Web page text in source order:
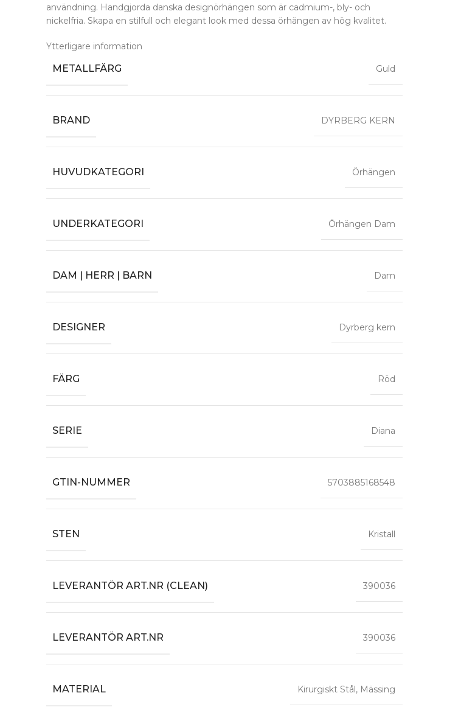
användning. Handgjorda danska designörhängen som är cadmium-, bly- och
nickelfria. Skapa en stilfull och elegant look med dessa örhängen av hög kvalitet.
Ytterligare information
METALLFÄRG Guld
BRAND DYRBERG KERN
HUVUDKATEGORI Örhängen
UNDERKATEGORI Örhängen Dam
DAM | HERR | BARN Dam
DESIGNER Dyrberg kern
FÄRG Röd
SERIE Diana
GTIN-NUMMER 5703885168548
STEN Kristall
LEVERANTÖR ART.NR (CLEAN) 390036
LEVERANTÖR ART.NR 390036
MATERIAL Kirurgiskt Stål, Mässing